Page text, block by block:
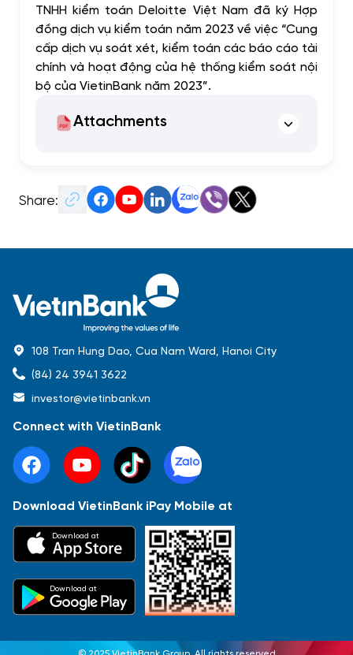
Báo cáo tài chính Thông tin giao dịch
Sự kiện
TNHH kiểm toán Deloitte Việt Nam đã ký Hợp
đồng dịch vụ kiểm toán năm 2023 về việc “Cung
cấp dịch vụ soát xét, kiểm toán các báo cáo tài
chính và hoạt động của hệ thống kiểm soát nội
bộ của VietinBank năm 2023”.
Attachments
Share:
108 Tran Hung Dao, Cua Nam Ward, Hanoi City
(84) 24 3941 3622
investor@vietinbank.vn
Connect with VietinBank
Download VietinBank iPay Mobile at
Download at
Download at